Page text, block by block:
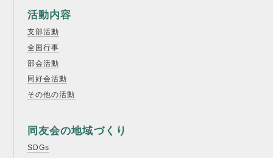
活動内容
支部活動
全国行事
部会活動
同好会活動
その他の活動
同友会の地域づくり
SDGs